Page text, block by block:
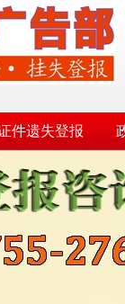
件遗失登报